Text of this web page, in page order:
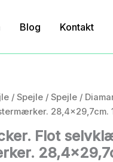
Blog Kontakt
/ Spejle / Spejle /
28,4×29,7cm.
Flot